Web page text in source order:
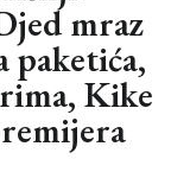
mraz
paketića,
Kike